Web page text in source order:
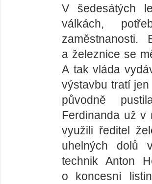
V šedesátých
válkách,
zaměstnanosti.
a železnice se
A tak vláda
výstavbu tratí
původně
Ferdinanda už v
využili ředitel
uhelných dolů
technik Anton
o koncesní